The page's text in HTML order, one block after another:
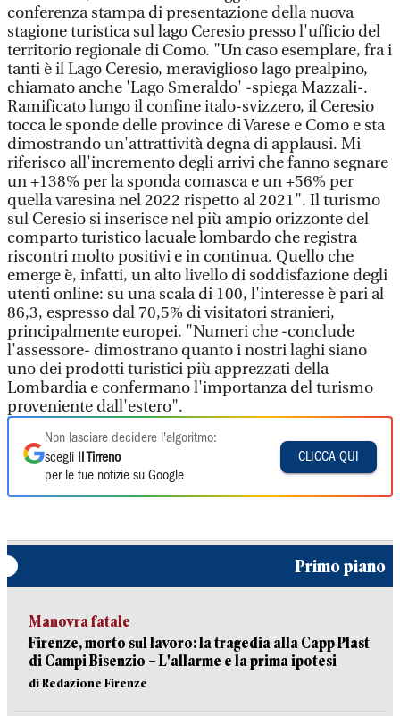
conferenza stampa di presentazione della nuova
stagione turistica sul lago Ceresio presso l'ufficio del
territorio regionale di Como. "Un caso esemplare, fra i
tanti è il Lago Ceresio, meraviglioso lago prealpino,
chiamato anche 'Lago Smeraldo' -spiega Mazzali-.
Ramificato lungo il confine italo-svizzero, il Ceresio
tocca le sponde delle province di Varese e Como e sta
dimostrando un'attrattività degna di applausi. Mi
riferisco all'incremento degli arrivi che fanno segnare
un +138% per la sponda comasca e un +56% per
quella varesina nel 2022 rispetto al 2021". Il turismo
sul Ceresio si inserisce nel più ampio orizzonte del
comparto turistico lacuale lombardo che registra
riscontri molto positivi e in continua. Quello che
emerge è, infatti, un alto livello di soddisfazione degli
utenti online: su una scala di 100, l'interesse è pari al
86,3, espresso dal 70,5% di visitatori stranieri,
principalmente europei. "Numeri che -conclude
l'assessore- dimostrano quanto i nostri laghi siano
uno dei prodotti turistici più apprezzati della
Lombardia e confermano l'importanza del turismo
proveniente dall'estero".
Non lasciare decidere l'algoritmo:
scegli
Il Tirreno
per le tue notizie su Google
CLICCA QUI
Primo piano
Manovra fatale
Firenze, morto sul lavoro: la tragedia alla Capp Plast
di Campi Bisenzio – L'allarme e la prima ipotesi
di Redazione Firenze